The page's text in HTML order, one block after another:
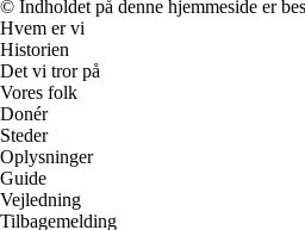
© Indholdet på denne hjemmeside er
Hvem er vi
Historien
Det vi tror på
Vores folk
Donér
Steder
Oplysninger
Guide
Vejledning
Tilbagemelding